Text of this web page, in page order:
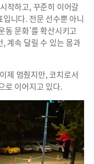
작하고, 꾸준히 이어갈
니다. 전문 선수뿐 아니
동 문화’를 확산시키고
계속 달릴 수 있는 몸과
제 멈췄지만, 코치로서
로 이어지고 있다.